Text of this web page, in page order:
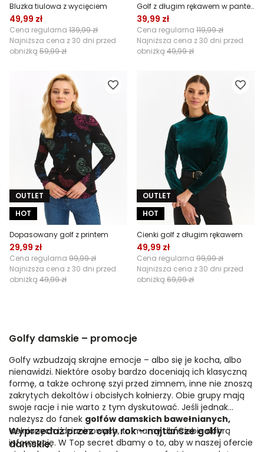
Bluzka tiulowa z wycięciem
49,99 zł
Cena regularna 139,99 zł
Najniższa cena z 30 dni przed
obniżką 59,99 zł
Golf z długim rękawem w panterkę
39,99 zł
Cena regularna 119,99 zł
Najniższa cena z 30 dni przed
obniżką 49,99 zł
OUTLET
HOT
Dopasowany golf z printem
29,99 zł
Cena regularna 99,99 zł
Najniższa cena z 30 dni przed
obniżką 49,99 zł
OUTLET
HOT
Cienki golf z długim rękawem
49,99 zł
Cena regularna 99,99 zł
Najniższa cena z 30 dni przed
obniżką 69,99 zł
Golfy damskie – promocje
Golfy wzbudzają skrajne emocje – albo się je kocha, albo
nienawidzi. Niektóre osoby bardzo doceniają ich klasyczną
formę, a także ochronę szyi przed zimnem, inne nie znoszą
zakrytych dekoltów i obcisłych kołnierzy. Obie grupy mają
swoje racje i nie warto z tym dyskutować. Jeśli jednak
należysz do fanek golfów damskich bawełnianych,
wełnianych i dzianinowych, to mamy dla Ciebie dobrą
informację. W Top secret dbamy o to, aby w naszej ofercie
Wyprzedaż przez cały rok – najtańsze golfy
damskie